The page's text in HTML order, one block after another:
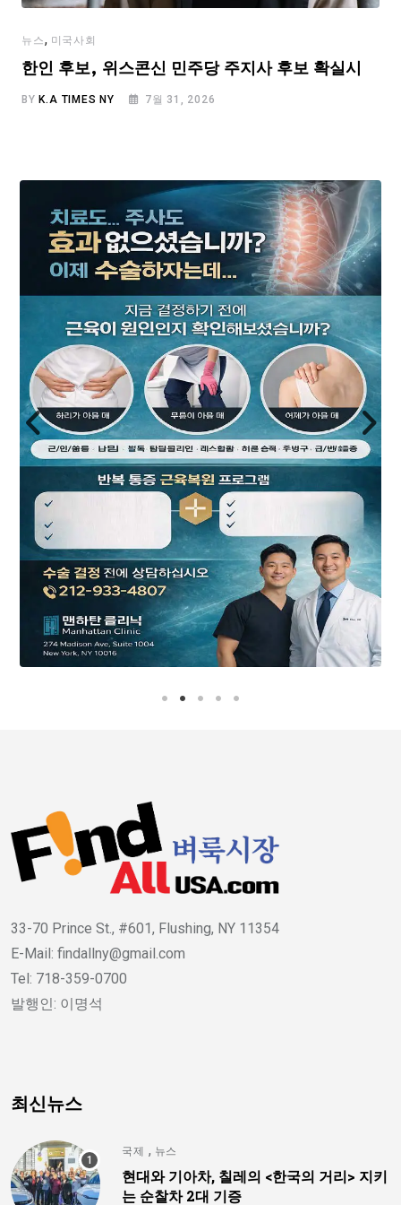
뉴스, 미국사회
한인 후보, 위스콘신 민주당 주지사 후보 확실시
BY K.A TIMES NY 7월 31, 2026
33-70 Prince St., #601, Flushing, NY 11354
E-Mail: findallny@gmail.com
Tel: 718-359-0700
발행인: 이명석
최신뉴스
국제 , 뉴스
현대와 기아차, 칠레의 <한국의 거리> 지키
는 순찰차 2대 기증